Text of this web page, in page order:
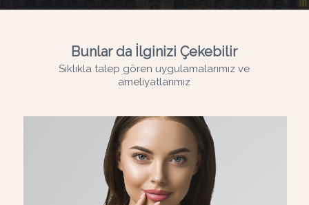
Bunlar da İlginizi Çekebilir
Sıklıkla talep gören uygulamalarımız ve
ameliyatlarımız